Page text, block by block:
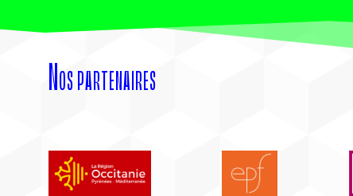
Nos partenaires